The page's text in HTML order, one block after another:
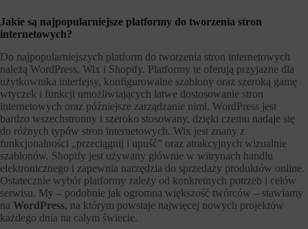
Jakie są najpopularniejsze platformy do tworzenia stron
internetowych?
Do najpopularniejszych platform do tworzenia stron internetowych
należą WordPress, Wix i Shopify. Platformy te oferują przyjazne dla
użytkownika interfejsy, konfigurowalne szablony oraz szeroką gamę
wtyczek i funkcji umożliwiających łatwe dostosowanie stron
internetowych oraz późniejsze zarządzanie nimi. WordPress jest
bardzo wszechstronny i szeroko stosowany, dzięki czemu nadaje się
do różnych typów stron internetowych. Wix jest znany z
funkcjonalności „przeciągnij i upuść” oraz atrakcyjnych wizualnie
szablonów. Shopify jest używany głównie w witrynach handlu
elektronicznego i zapewnia narzędzia do sprzedaży produktów online.
Ostatecznie wybór platformy zależy od konkretnych potrzeb i celów
serwisu. My – podobnie jak ogromna większość twórców – stawiamy
na WordPress, na którym powstaje najwięcej nowych projektów
każdego dnia na całym świecie.